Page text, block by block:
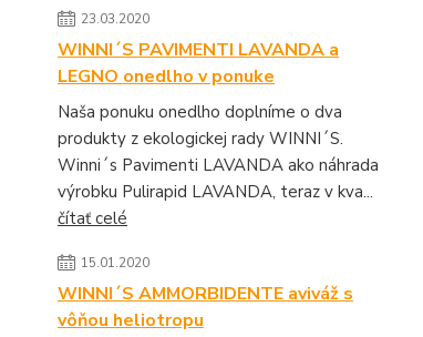
23.03.2020
WINNI´S PAVIMENTI LAVANDA a
LEGNO onedlho v ponuke
Naša ponuku onedlho doplníme o dva
produkty z ekologickej rady WINNI´S.
Winni´s Pavimenti LAVANDA ako náhrada
výrobku Pulirapid LAVANDA, teraz v kva...
čítať celé
15.01.2020
WINNI´S AMMORBIDENTE aviváž s
vôňou heliotropu